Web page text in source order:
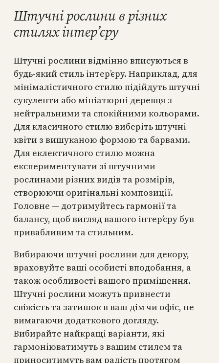
Штучні рослини в різних
стилях інтер’єру
Штучні рослини відмінно вписуються в
будь-який стиль інтер’єру. Наприклад, для
мінімалістичного стилю підійдуть штучні
сукуленти або мініатюрні деревця з
нейтральними та спокійними кольорами.
Для класичного стилю виберіть штучні
квіти з вишуканою формою та барвами.
Для еклектичного стилю можна
експериментувати зі штучними
рослинами різних видів та розмірів,
створюючи оригінальні композиції.
Головне — дотримуйтесь гармонії та
балансу, щоб вигляд вашого інтер’єру був
привабливим та стильним.
Вибираючи штучні рослини для декору,
враховуйте ваші особисті вподобання, а
також особливості вашого приміщення.
Штучні рослини можуть привнести
свіжість та затишок в ваш дім чи офіс, не
вимагаючи додаткового догляду.
Вибирайте найкращі варіанти, які
гармоніюватимуть з вашим стилем та
приноситимуть вам радість протягом